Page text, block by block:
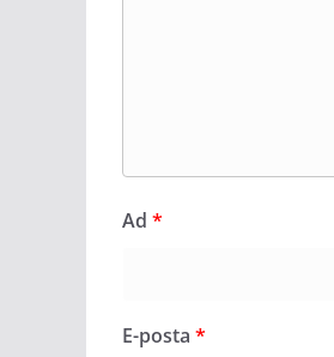
Ad *
E-posta *